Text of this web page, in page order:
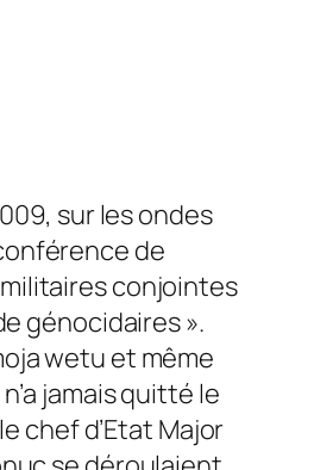
sur les ondes
de
conjointes
génocidaires ».
wetu et même
jamais quitté le
chef d’Etat Major